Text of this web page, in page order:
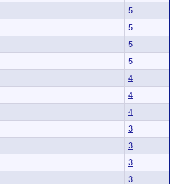
5
5
5
5
4
4
4
3
3
3
3